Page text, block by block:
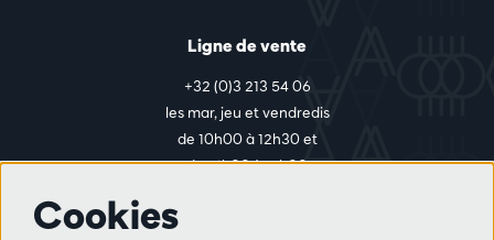
Ligne de vente
+32 (0)3 213 54 06
les mar, jeu et vendredis
de 10h00 à 12h30 et
de 14h00 à 17h00
Cookies